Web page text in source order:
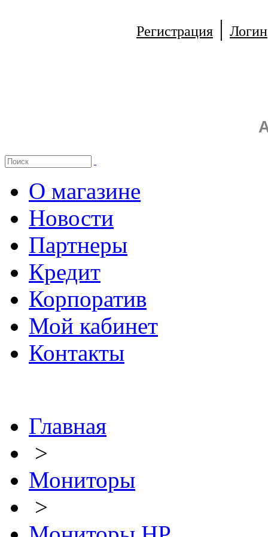
Регистрация | Логин
О магазине
Новости
Партнеры
Кредит
Корпоратив
Мой кабинет
Контакты
Главная
>
Мониторы
>